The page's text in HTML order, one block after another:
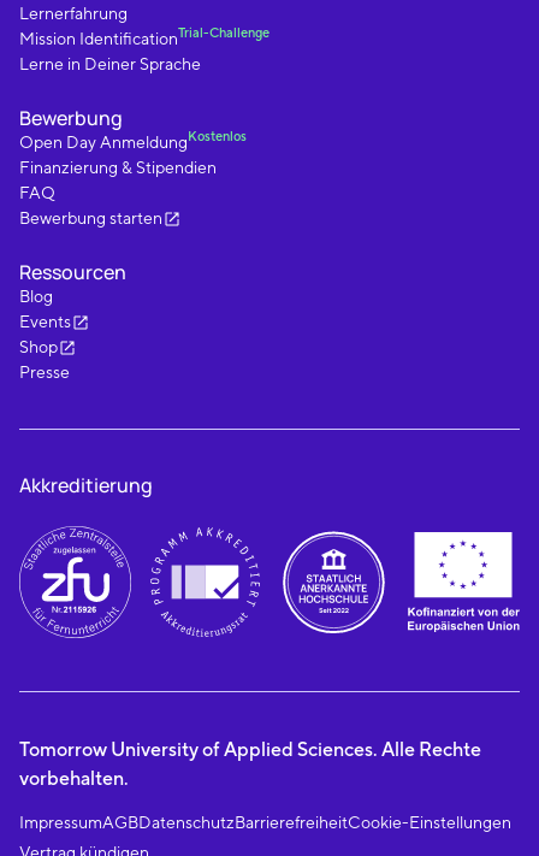
Lernerfahrung
Mission IdentificationTrial-Challenge
Lerne in Deiner Sprache
Bewerbung
Open Day AnmeldungKostenlos
Finanzierung & Stipendien
FAQ
Bewerbung starten
Ressourcen
Blog
Events
Shop
Presse
Akkreditierung
Tomorrow University of Applied Sciences. Alle Rechte
vorbehalten.
ImpressumAGBDatenschutzBarrierefreiheitCookie-Einstellungen